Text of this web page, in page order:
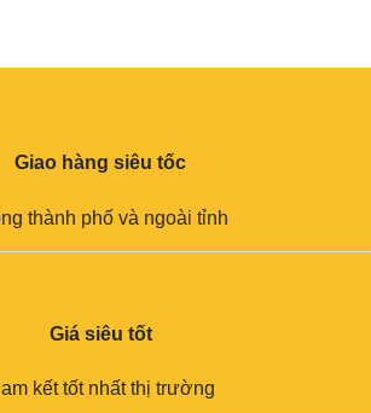
Giao hàng siêu tốc
thành phố và ngoài tỉnh
Giá siêu tốt
kết tốt nhất thị trường